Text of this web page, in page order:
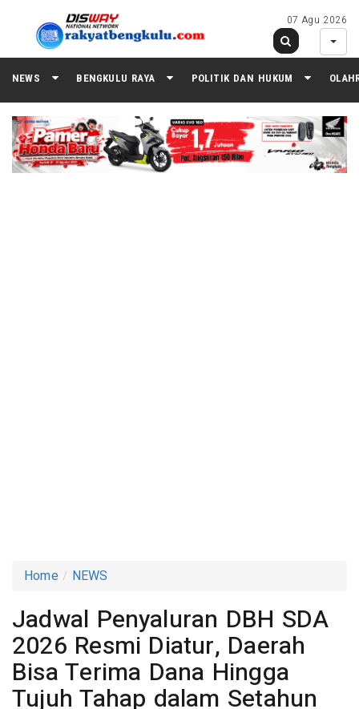
07 Agu 2026
NEWS BENGKULU RAYA POLITIK DAN HUKUM
Home NEWS
Jadwal Penyaluran DBH SDA
2026 Resmi Diatur, Daerah
Bisa Terima Dana Hingga
Tujuh Tahap dalam Setahun